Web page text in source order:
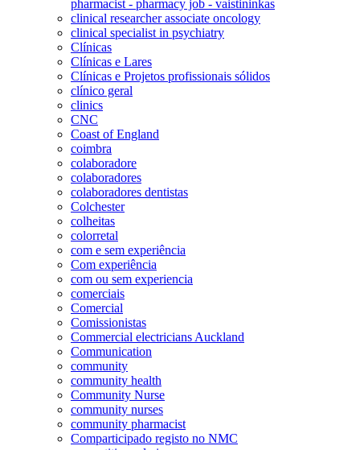
pharmacist - pharmacy job - vaistininkas
clinical researcher associate oncology
clinical specialist in psychiatry
Clínicas
Clínicas e Lares
Clínicas e Projetos profissionais sólidos
clínico geral
clinics
CNC
Coast of England
coimbra
colaboradore
colaboradores
colaboradores dentistas
Colchester
colheitas
colorretal
com e sem experiência
Com experiência
com ou sem experiencia
comerciais
Comercial
Comissionistas
Commercial electricians Auckland
Communication
community
community health
Community Nurse
community nurses
community pharmacist
Comparticipado registo no NMC